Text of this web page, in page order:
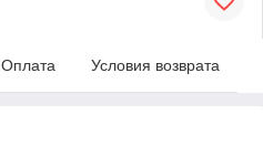
Оплата Условия возврата